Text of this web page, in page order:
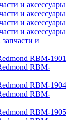
и аксессуары
и аксессуары
и аксессуары
и аксессуары
и
RBM-1901
RBM-
RBM-1904
RBM-
RBM-1905